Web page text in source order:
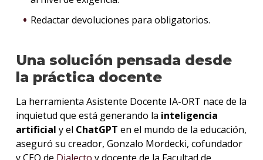
Redactar devoluciones para obligatorios.
Una solución pensada desde
la práctica docente
La herramienta Asistente Docente IA-ORT nace de la
inquietud que está generando la inteligencia
artificial y el ChatGPT en el mundo de la educación,
aseguró su creador, Gonzalo Mordecki, cofundador